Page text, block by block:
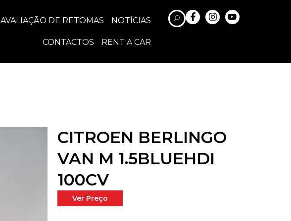
AVALIAÇÃO DE RETOMAS NOTÍCIAS
CONTACTOS RENT A CAR
CITROEN BERLINGO
VAN M 1.5BLUEHDI
100CV
Ver Preço